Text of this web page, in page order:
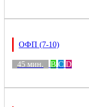
ОФП (7-10)
45 мин. B C D